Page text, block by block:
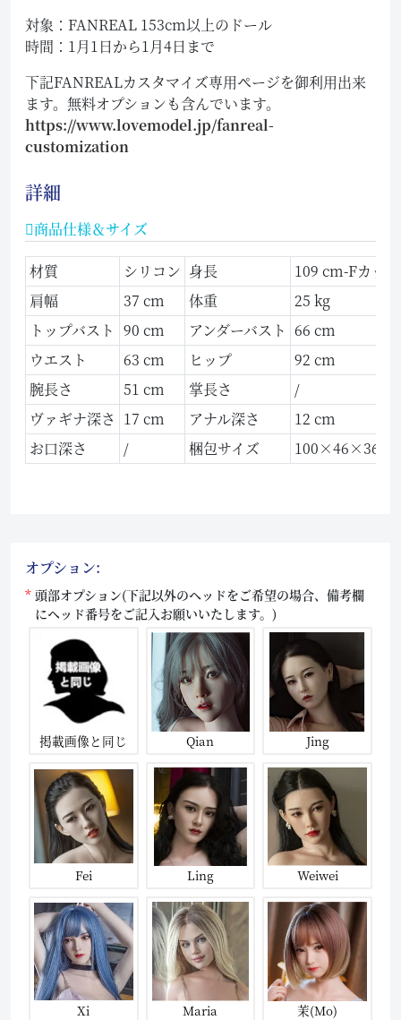
対象：FANREAL 153cm以上のドール
時間：1月1日から1月4日まで
下記FANREALカスタマイズ専用ページを御利用出来
ます。無料オプションも含んでいます。
https://www.lovemodel.jp/fanreal-
customization
詳細
商品仕様＆サイズ
材質 シリコン 身長
109 cm-Fカップ
肩幅
37 cm 体重
25 kg
トップバスト 90 cm アンダーバスト 66 cm
ウエスト
63 cm ヒップ
92 cm
腕長さ
51 cm 掌長さ
/
ヴァギナ深さ 17 cm アナル深さ
12 cm
お口深さ
/ 梱包サイズ 100×46×36
オプション:
頭部オプション(下記以外のヘッドをご希望の場合、備考欄
にヘッド番号をご記入お願いいたします。)
掲載画像と同じ Qian Jing
Fei Ling Weiwei
Xi Maria 茉(Mo)